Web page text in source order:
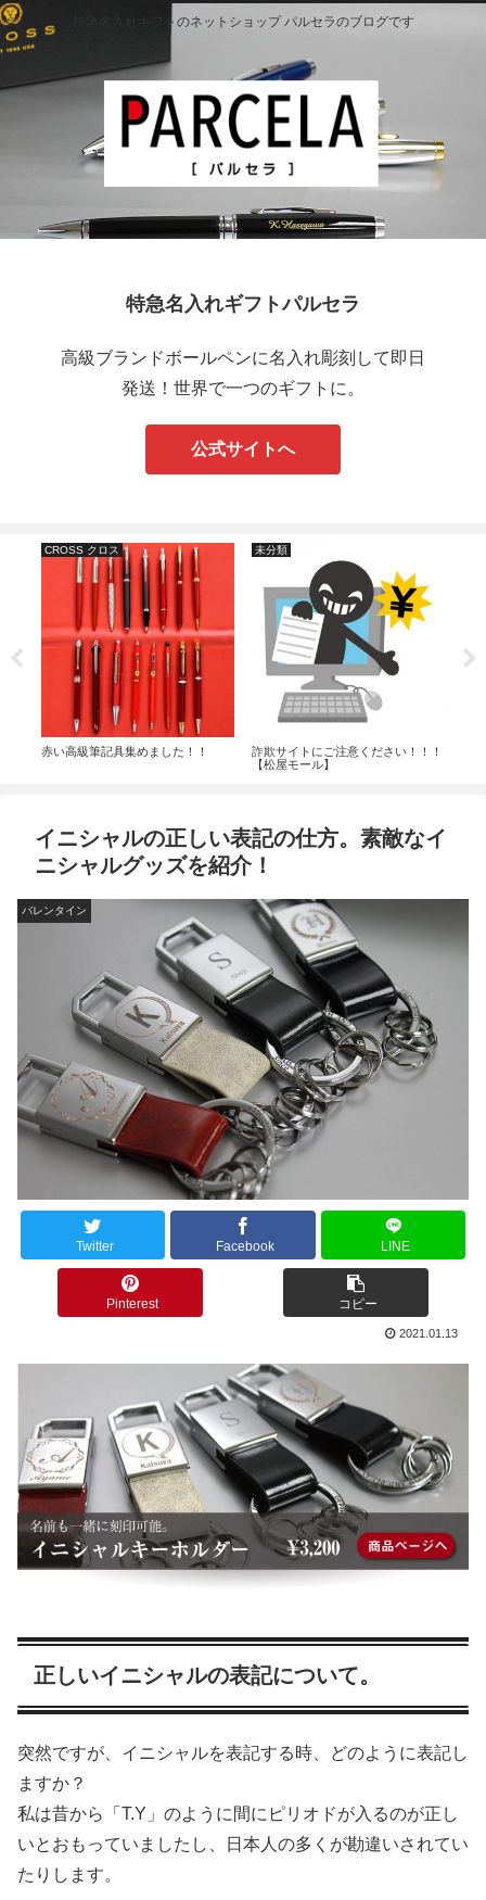
特急名入れギフトのネットショップ パルセラのブログです
特急名入れギフトパルセラ
高級ブランドボールペンに名入れ彫刻して即日
発送！世界で一つのギフトに。
公式サイトへ
CROSS クロス
赤い高級筆記具集めました！！
未分類
詐欺サイトにご注意ください！！！
【松屋モール】
た
イニシャルの正しい表記の仕方。素敵なイ
ニシャルグッズを紹介！
バレンタイン
Twitter Facebook LINE
Pinterest コピー
2021.01.13
正しいイニシャルの表記について。
突然ですが、イニシャルを表記する時、どのように表記し
ますか？
私は昔から「T.Y」のように間にピリオドが入るのが正し
いとおもっていましたし、日本人の多くが勘違いされてい
たりします。